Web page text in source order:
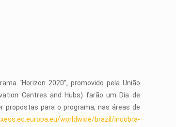
“Horizon 2020”, promovido pela União
Centres and Hubs) farão um Dia de
propostas para o programa, nas áreas de
worldwide/brazil/incobra-